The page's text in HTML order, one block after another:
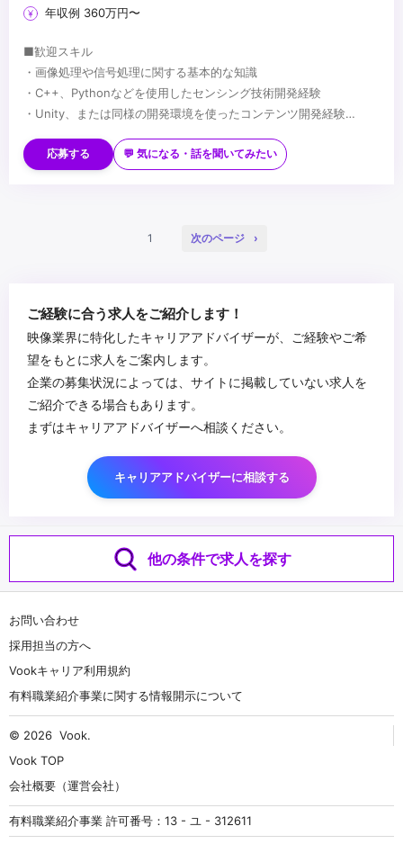
年収例 360万円〜
■歓迎スキル
・画像処理や信号処理に関する基本的な知識
・C++、Pythonなどを使用したセンシング技術開発経験
・Unity、または同様の開発環境を使ったコンテンツ開発経験
キル
・自身のオリジナル作品の制作経験（学生時の作品で構いません）
応募する 💬 気になる・話を聞いてみたい
1 次のページ
ご経験に合う求人をご紹介します！
映像業界に特化したキャリアアドバイザーが、ご経験やご希
望をもとに求人をご案内します。
企業の募集状況によっては、サイトに掲載していない求人を
ご紹介できる場合もあります。
まずはキャリアアドバイザーへ相談ください。
キャリアアドバイザーに相談する
他の条件で求人を探す
お問い合わせ
採用担当の方へ
Vookキャリア利用規約
有料職業紹介事業に関する情報開示について
© 2026 Vook.
Vook TOP
会社概要（運営会社）
有料職業紹介事業 許可番号：13 - ユ - 312611